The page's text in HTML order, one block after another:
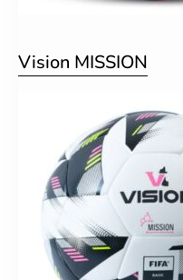
Vision MISSION